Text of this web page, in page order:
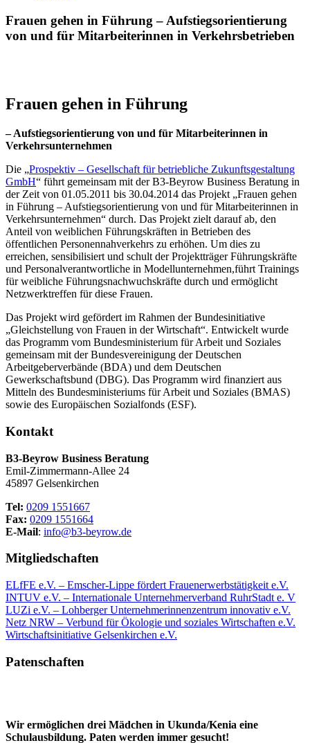
Frauen gehen in Führung – Aufstiegsorientierung
von und für Mitarbeiterinnen in Verkehrsbetrieben
Frauen gehen in Führung
– Aufstiegsorientierung von und für Mitarbeiterinnen in
Verkehrsunternehmen
Die „Prospektiv – Gesellschaft für betriebliche Zukunftsgestaltung
GmbH“ führt gemeinsam mit der B3-Beyrow Business Beratung in
der Zeit von 01.05.2011 bis 30.04.2014 das Projekt „Frauen gehen
in Führung – Aufstiegsorientierung von und für Mitarbeiterinnen in
Verkehrsunternehmen“ durch. Das Projekt zielt darauf ab, den
Anteil von weiblichen Führungskräften in Betrieben des
öffentlichen Personennahverkehrs zu erhöhen. Um dies zu
erreichen, sensibilisiert und schult der Projektträger Führungskräfte
und Personalverantwortliche in Modellunternehmen,führt Trainings
für weibliche Führungsnachwuchskräfte durch und ermöglicht
Netzwerktreffen für diese Frauen.
Das Projekt wird gefördert im Rahmen der Bundesinitiative
„Gleichstellung von Frauen in der Wirtschaft“. Entwickelt wurde
das Programm vom Bundesministerium für Arbeit und Soziales
gemeinsam mit der Bundesvereinigung der Deutschen
Arbeitgeberverbände (BDA) und dem Deutschen
Gewerkschaftsbund (DBG). Das Programm wird finanziert aus
Mitteln des Bundesministeriums für Arbeit und Soziales (BMAS)
sowie des Europäischen Sozialfonds (ESF).
Kontakt
B3-Beyrow Business Beratung
Emil-Zimmermann-Allee 24
45897 Gelsenkirchen
Tel: 0209 1551667
Fax: 0209 1551664
E-Mail: info@b3-beyrow.de
Mitgliedschaften
ELfFE e.V. – Emscher-Lippe fördert Frauenerwerbstätigkeit e.V.
INTUV e.V. – Internationale Unternehmerverband RuhrStadt e. V
LUZi e.V. – Lohberger Unternehmerinnenzentrum innovativ e.V.
Netz NRW – Verbund für Ökologie und soziales Wirtschaften e.V.
Wirtschaftsinitiative Gelsenkirchen e.V.
Patenschaften
Wir ermöglichen drei Mädchen in Ukunda/Kenia eine
Schulausbildung. Paten werden immer gesucht!